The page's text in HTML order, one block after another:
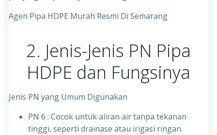
Agen Pipa HDPE Murah Resmi Di Semarang
2. Jenis-Jenis PN Pipa
HDPE dan Fungsinya
Jenis PN yang Umum Digunakan
PN 6 : Cocok untuk aliran air tanpa tekanan
tinggi, seperti drainase atau irigasi ringan.